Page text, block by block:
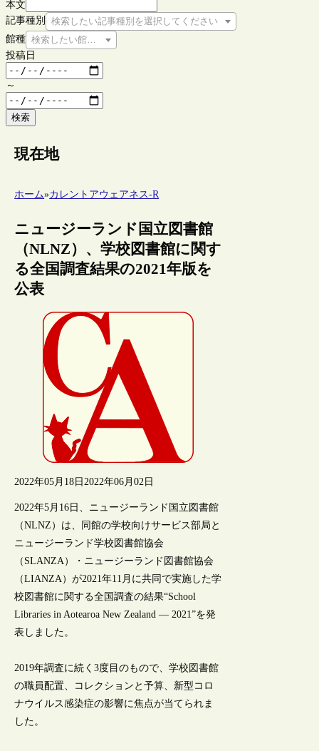
本文
記事種別
検索したい記事種別を選択してください
館種 検索したい館種を選択してください
投稿日
～
検索
現在地
ホーム»カレントアウェアネス-R
ニュージーランド国立図書館
（NLNZ）、学校図書館に関す
る全国調査結果の2021年版を
公表
2022年05月18日 2022年06月02日
2022年5月16日、ニュージーランド国立図書館
（NLNZ）は、同館の学校向けサービス部局と
ニュージーランド学校図書館協会
（SLANZA）・ニュージーランド図書館協会
（LIANZA）が2021年11月に共同で実施した学
校図書館に関する全国調査の結果“School
Libraries in Aotearoa New Zealand — 2021”を発
表しました。
2019年調査に続く3度目のもので、学校図書館
の職員配置、コレクションと予算、新型コロ
ナウイルス感染症の影響に焦点が当てられま
した。